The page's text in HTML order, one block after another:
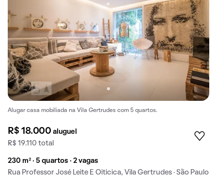
Alugar casa mobiliada na Vila Gertrudes com 5 quartos.
R$ 18.000aluguel
R$ 19.110 total
230 m² · 5 quartos · 2 vagas
Rua Professor José Leite E Oiticica, Vila Gertrudes · São Paulo